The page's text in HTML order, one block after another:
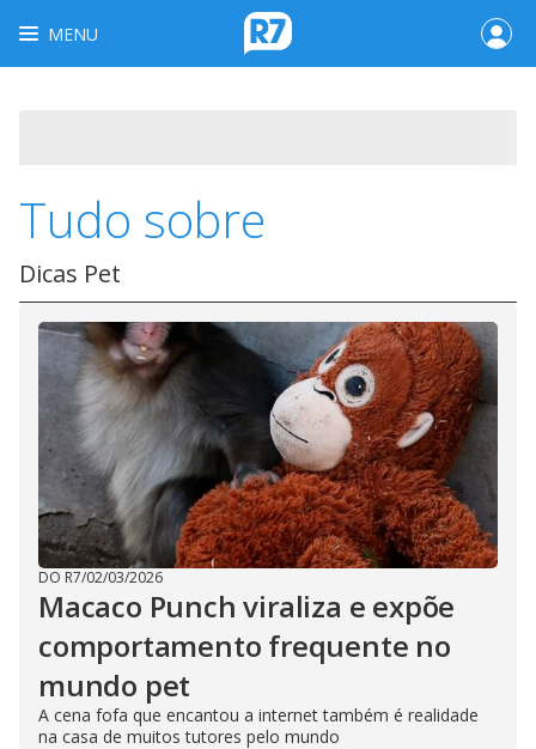
MENU
Tudo sobre
Dicas Pet
DO R7/02/03/2026
Macaco Punch viraliza e expõe
comportamento frequente no
mundo pet
A cena fofa que encantou a internet também é realidade
na casa de muitos tutores pelo mundo